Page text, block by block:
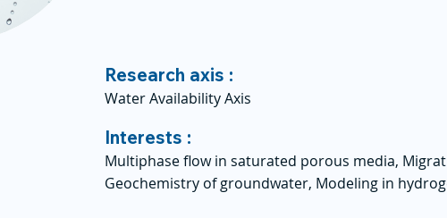
Research axis :
Water Availability Axis
Interests :
Multiphase flow in saturated porous media,
Geochemistry of groundwater, Modeling in